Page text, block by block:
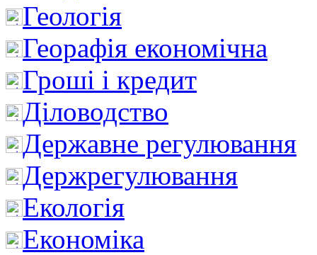
Геологія
Георафія економічна
Гроші і кредит
Діловодство
Державне регулювання
Держрегулювання
Екологія
Економіка